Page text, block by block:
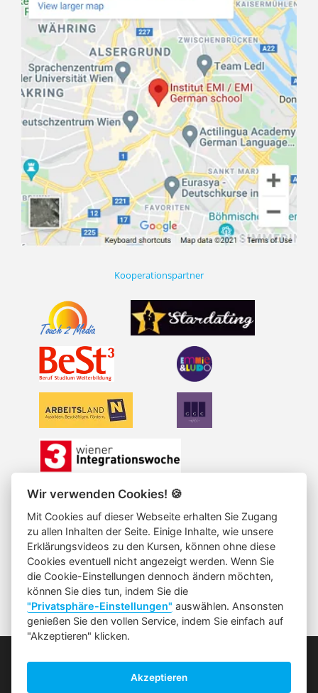
0660/8185033
Kooperationspartner
Die Datenschutzerklärung finden Sie hier
Löschanfrage
Die allgemeinen Geschäftsbedingungen
Impressum
Leitbild
Wir verwenden Cookies! 🍪
Mit Cookies auf dieser Webseite erhalten Sie Zugang
zu allen Inhalten der Seite. Einige Inhalte, wie unsere
Erklärungsvideos zu den Kursen, können ohne diese
Cookies eventuell nicht angezeigt werden. Wenn Sie
die Cookie-Einstellungen dennoch ändern möchten,
können Sie dies tun, indem Sie die
"Privatsphäre-Einstellungen" auswählen. Ansonsten
genießen Sie den vollen Service, indem Sie einfach auf
"Akzeptieren" klicken.
Akzeptieren